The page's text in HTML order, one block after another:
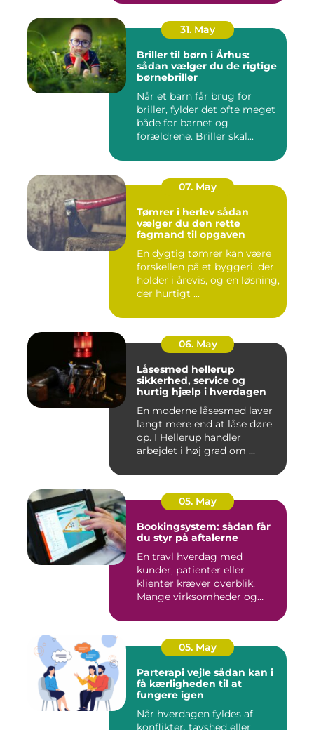
31. May
Briller til børn i Århus:
sådan vælger du de rigtige
børnebriller
Når et barn får brug for
briller, fylder det ofte meget
både for barnet og
forældrene. Briller skal...
07. May
Tømrer i herlev sådan
vælger du den rette
fagmand til opgaven
En dygtig tømrer kan være
forskellen på et byggeri, der
holder i årevis, og en løsning,
der hurtigt ...
06. May
Låsesmed hellerup
sikkerhed, service og
hurtig hjælp i hverdagen
En moderne låsesmed laver
langt mere end at låse døre
op. I Hellerup handler
arbejdet i høj grad om ...
05. May
Bookingsystem: sådan får
du styr på aftalerne
En travl hverdag med
kunder, patienter eller
klienter kræver overblik.
Mange virksomheder og
05. May
Parterapi vejle sådan kan i
få kærligheden til at
fungere igen
Når hverdagen fyldes af
konflikter, tavshed eller